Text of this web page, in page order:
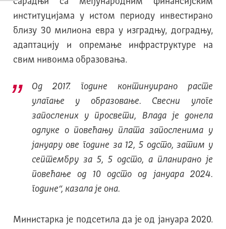
институцијама у истом периоду инвестирано
близу 30 милиона евра у изградњу, доградњу,
адаптацију и опремање инфраструктуре на
свим нивоима образовања.
Од 2017. године континуирано расте
улагање у образовање. Свесни улоге
запослених у просвети, Влада је донела
одлуке о повећању плата запосленима у
јануару ове године за 12, 5 одсто, затим у
септембру за 5, 5 одсто, а планирано је
повећање од 10 одсто од јануара 2024.
године“, казала је она.
Министарка је подсетила да је од јануара 2020.